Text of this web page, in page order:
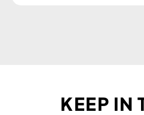
KEEP IN